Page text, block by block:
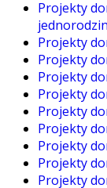
Projekty
jednorodzin
Projekty
Projekty
Projekty
Projekty
Projekty
Projekty
Projekty
Projekty
Projekty